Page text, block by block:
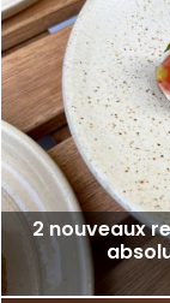
2 nouveaux